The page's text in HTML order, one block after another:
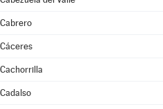
Cabrero
Cáceres
Cachorrilla
Cadalso